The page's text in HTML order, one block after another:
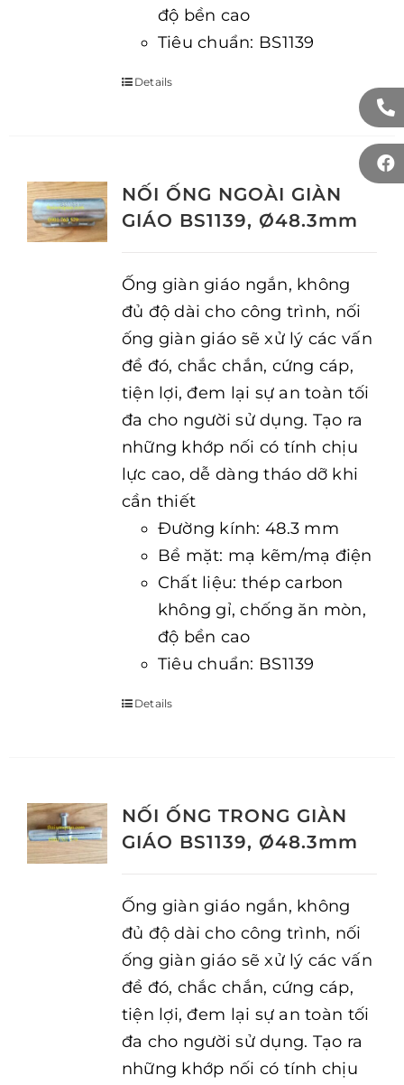
độ bền cao
Tiêu chuẩn: BS1139
Details
NỐI ỐNG NGOÀI GIÀN
GIÁO BS1139, Ø48.3mm
Ống giàn giáo ngắn, không
đủ độ dài cho công trình, nối
ống giàn giáo sẽ xử lý các vấn
đề đó, chắc chắn, cứng cáp,
tiện lợi, đem lại sự an toàn tối
đa cho người sử dụng. Tạo ra
những khớp nối có tính chịu
lực cao, dễ dàng tháo dỡ khi
cần thiết
Đường kính: 48.3 mm
Bề mặt: mạ kẽm/mạ điện
Chất liệu: thép carbon
không gỉ, chống ăn mòn,
độ bền cao
Tiêu chuẩn: BS1139
Details
NỐI ỐNG TRONG GIÀN
GIÁO BS1139, Ø48.3mm
Ống giàn giáo ngắn, không
đủ độ dài cho công trình, nối
ống giàn giáo sẽ xử lý các vấn
đề đó, chắc chắn, cứng cáp,
tiện lợi, đem lại sự an toàn tối
đa cho người sử dụng. Tạo ra
những khớp nối có tính chịu